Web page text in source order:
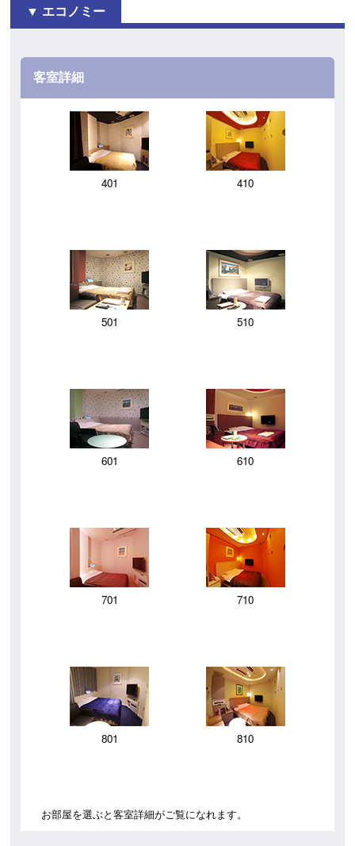
エコノミー
客室詳細
401 410
501 510
601 610
701 710
801 810
お部屋を選ぶと客室詳細がご覧になれます。